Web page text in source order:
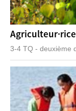
Agriculteur·rice
3-4 TQ - deuxième